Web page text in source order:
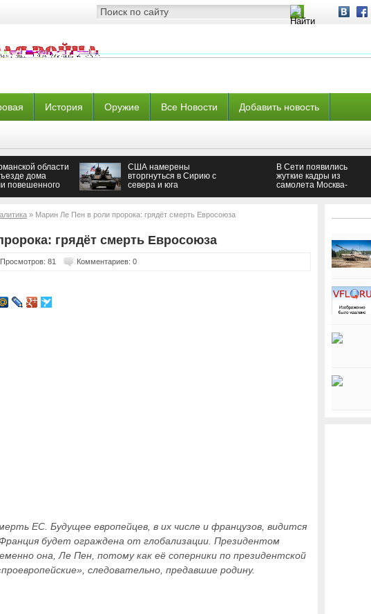
История Оружие Все Новости Добавить новость
области
дома
повешенного
США намерены
вторгнуться в Сирию с
севера и юга
В Сети появились
жуткие кадры из
самолета Москва-
» Марин Ле Пен в роли пророка: грядёт смерть Евросоюза
грядёт смерть Евросоюза
Просмотров: 81 Комментариев: 0
ЕС. Будущее европейцев, в их числе и французов, видится
будет ограждена от глобализации. Президентом
она, Ле Пен, потому как её соперники по президентской
следовательно, предавшие родину.